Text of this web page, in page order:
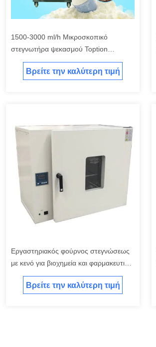
1500-3000 ml/h Μικροσκοπικό
στεγνωτήρα ψεκασμού Toption
στεγνωτήρα σκόνης γάλακτος
Βρείτε την καλύτερη τιμή
Εργαστηριακός φούρνος στεγνώσεως
με κενό για βιοχημεία και φαρμακευτικά
προϊόντα
Βρείτε την καλύτερη τιμή